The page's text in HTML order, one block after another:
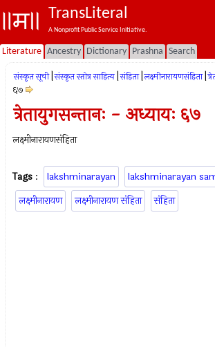
TransLiteral
A Nonprofit Public Service Initiative.
Literature Ancestry Dictionary Prashna Search
संस्कृत सूची संस्कृत स्तोत्र साहित्य संहिता लक्ष्मीनारायणसंहिता
६७
त्रेतायुगसन्तानः - अध्यायः ६७
लक्ष्मीनारायणसंहिता
Tags : lakshminarayan lakshminarayan
लक्ष्मीनारायण
लक्ष्मीनारायण संहिता संहिता